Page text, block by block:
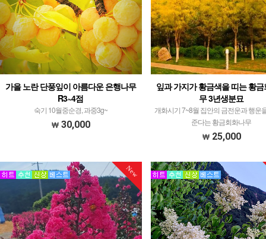
가을 노란 단풍잎이 아름다운 은행나무
R3~4점
숙기 10월중순경, 과중3g~
30,000
잎과 가지가 황금색을 띠는 황
무 3년생분묘
개화시기 7~8월 집안의 금전운과 행운
준다는 황금회화나무
25,000
New